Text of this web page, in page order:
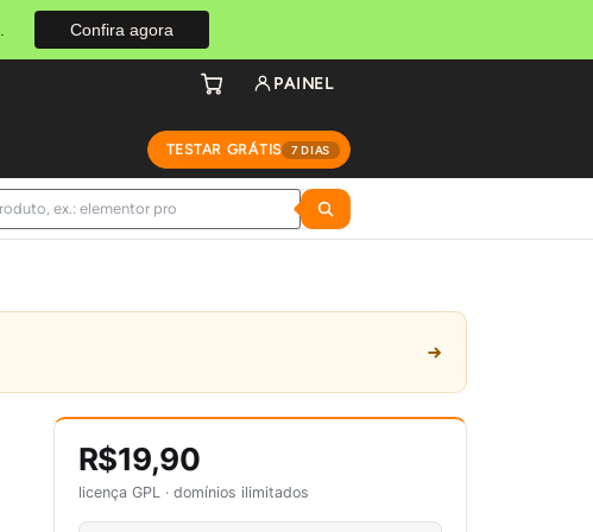
Confira agora
TESTAR GRÁTIS 7 DIAS
PAINEL
R$19,90
licença GPL · domínios ilimitados